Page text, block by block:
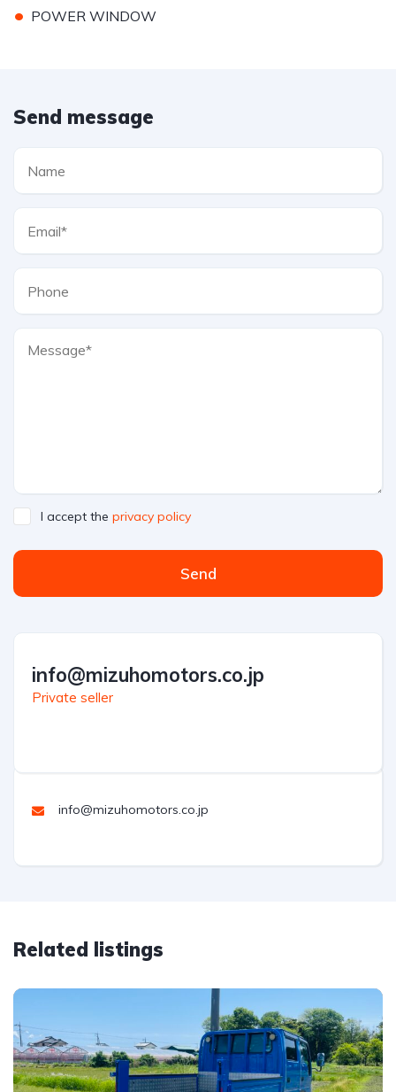
• POWER WINDOW
Send message
I accept the privacy policy
Send
info@mizuhomotors.co.jp
Private seller
info@mizuhomotors.co.jp
Related listings